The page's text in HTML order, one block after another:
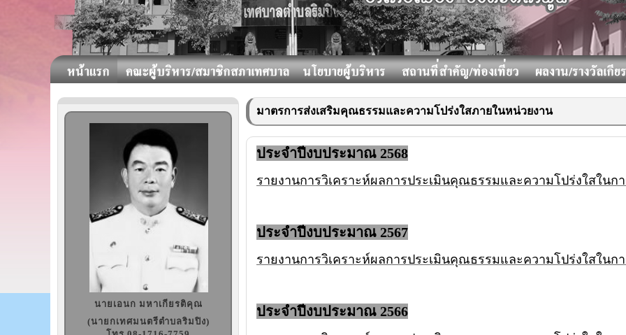
นายเอนก มหาเกียรติคุณ
(นายกเทศมนตรีตำบลริมปิง)
มาตรการส่งเสริมคุณธรรมและความโปร่งใสภายในหน่วยงาน
ประจำปีงบประมาณ 2568
รายงานการวิเคราะห์ผลการประเมินคุณธรรมและความโปร่งใสในก
ประจำปีงบประมาณ 2567
รายงานการวิเคราะห์ผลการประเมินคุณธรรมและความโปร่งใสในก
ประจำปีงบประมาณ 2566